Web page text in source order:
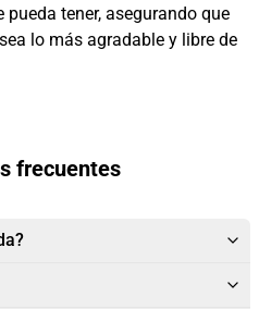
tener, asegurando que
lo más agradable y libre de
frecuentes